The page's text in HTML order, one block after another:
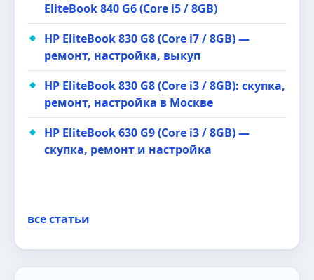
EliteBook 840 G6 (Core i5 / 8GB)
HP EliteBook 830 G8 (Core i7 / 8GB) —
ремонт, настройка, выкуп
HP EliteBook 830 G8 (Core i3 / 8GB): скупка,
ремонт, настройка в Москве
HP EliteBook 630 G9 (Core i3 / 8GB) —
скупка, ремонт и настройка
все статьи